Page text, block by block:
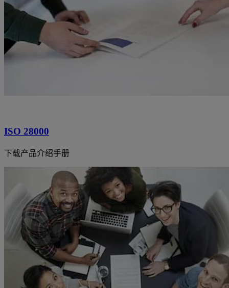
ISO 28000
下载产品介绍手册